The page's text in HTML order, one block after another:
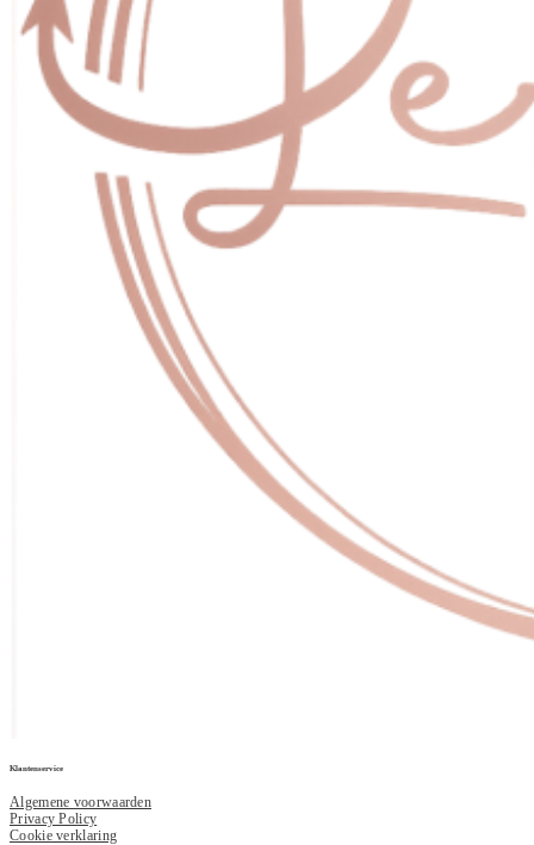
Klantenservice
Algemene voorwaarden
Privacy Policy
Cookie verklaring